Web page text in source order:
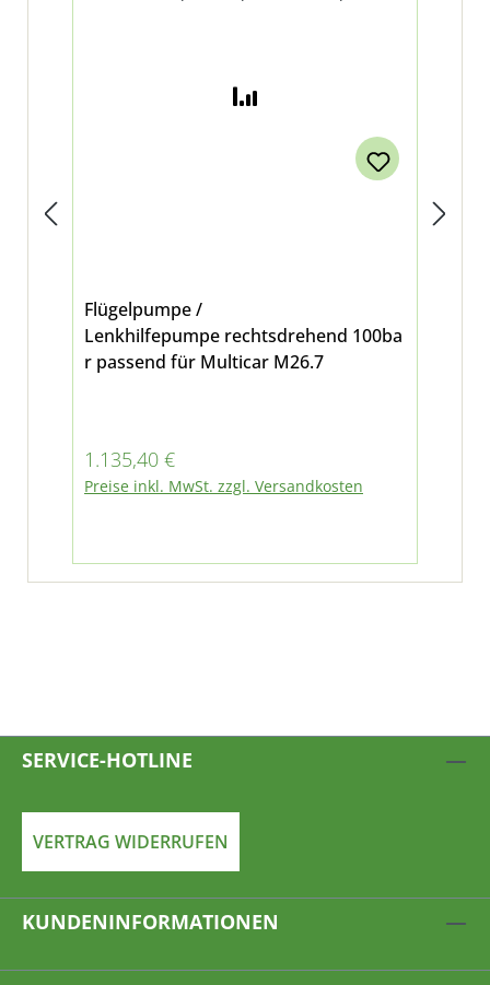
Flügelpumpe /
Lenkhilfepumpe rechtsdrehend 100ba
r passend für Multicar M26.7
Regulärer Preis:
1.135,40 €
Preise inkl. MwSt. zzgl. Versandkosten
SERVICE-HOTLINE
VERTRAG WIDERRUFEN
KUNDENINFORMATIONEN